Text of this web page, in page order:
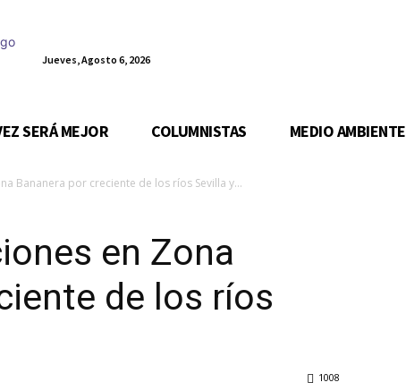
Jueves, Agosto 6, 2026
SERÁ MEJOR COLUMNISTAS MEDIO AMBIENTE
Bananera por creciente de los ríos Sevilla y...
en Zona
de los ríos
1008